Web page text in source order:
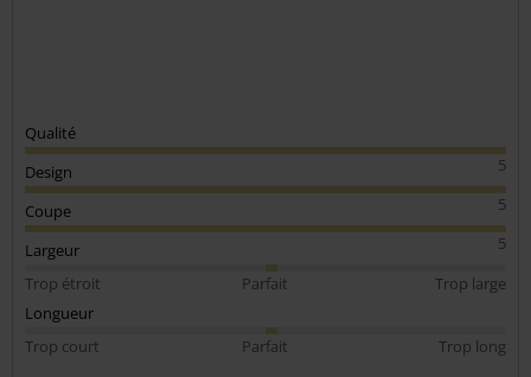
Qualité
5
Design
5
Coupe
5
Largeur
Trop étroit
Parfait
Trop large
Longueur
Trop court
Parfait Trop long